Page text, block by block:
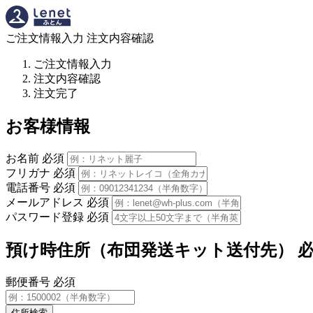
ご注文情報入力 注文内容確認
ご注文情報入力
注文内容確認
注文完了
お客様情報
お名前 必須
フリガナ 必須
電話番号 必須
メールアドレス 必須
パスワード登録 必須
預け時住所（布団発送キット送付先）
郵便番号 必須